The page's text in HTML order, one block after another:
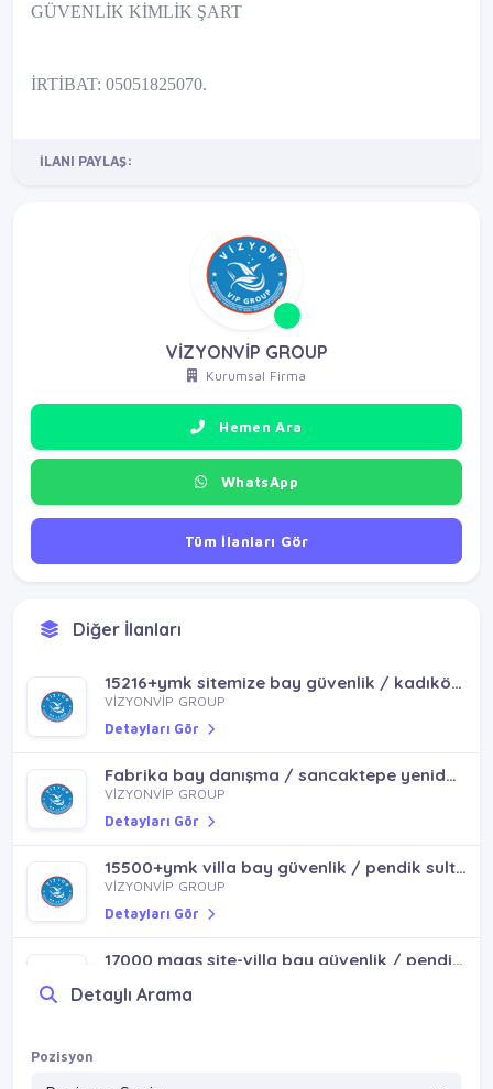
GÜVENLİK KİMLİK ŞART
İRTİBAT: 05051825070.
İLANI PAYLAŞ:
VİZYONVİP GROUP
Kurumsal Firma
Hemen Ara
WhatsApp
Tüm İlanları Gör
Diğer İlanları
15216+ymk sitemize bay güvenlik / kadıköy sancaktepe çekmeköy ümraniye ataşehir batıataşehir
VİZYONVİP GROUP
Detayları Gör
Fabrika bay danışma / sancaktepe yenidoğan samandıra
VİZYONVİP GROUP
Detayları Gör
15500+ymk villa bay güvenlik / pendik sultanbeyli tuzla orhanlı
VİZYONVİP GROUP
Detayları Gör
17000 maaş site-villa bay güvenlik / pendik sultanbeyli tuzla
Detayları Gör
Detaylı Arama
Pozisyon